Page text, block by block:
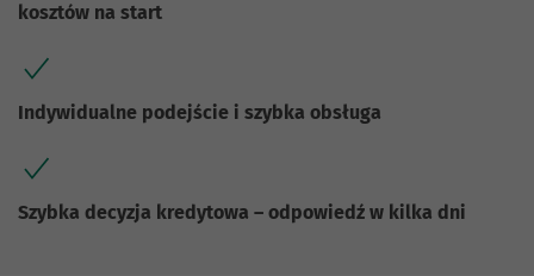
kosztów na start
Indywidualne podejście i szybka obsługa
Szybka decyzja kredytowa – odpowiedź w kilka dni